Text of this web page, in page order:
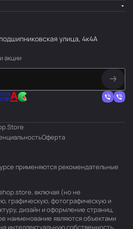
улица, 4к4А
акции
Оферта
применяются рекомендательные
включая (но не
графическую, фотографическую и
дизайн и оформление страниц,
наименование являются объектами
интеллектуальную собственность,